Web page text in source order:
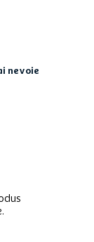
nevoie